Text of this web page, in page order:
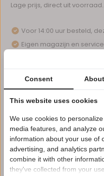
Lage prijs, direct uit
Voor 14:00 uur besteld,
Eigen magazijn en
Afhalen in ons magazijn
Vergelijk
Productomschrijving
Specificaties
Nu
Consent
This website uses cookies
We use cookies to
media features, and analyze
information about your use of
advertising, and analytics
combine it with other
they've collected from your